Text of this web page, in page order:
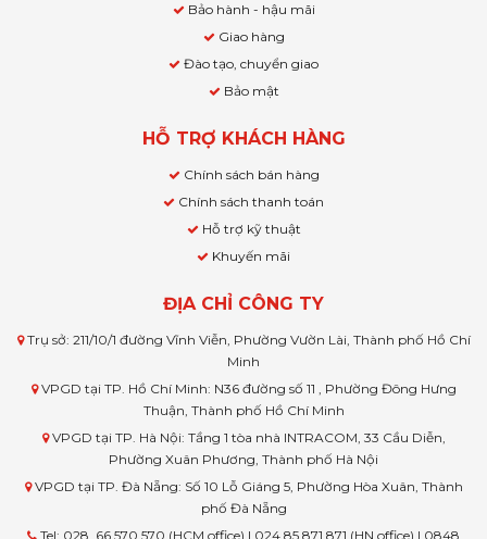
Bảo hành - hậu mãi
Giao hàng
Đào tạo, chuyển giao
Bảo mật
HỖ TRỢ KHÁCH HÀNG
Chính sách bán hàng
Chính sách thanh toán
Hỗ trợ kỹ thuật
Khuyến mãi
ĐỊA CHỈ CÔNG TY
Trụ sở: 211/10/1 đường Vĩnh Viễn, Phường Vườn Lài, Thành phố Hồ Chí
Minh
VPGD tại TP. Hồ Chí Minh: N36 đường số 11 , Phường Đông Hưng
Thuận, Thành phố Hồ Chí Minh
VPGD tại TP. Hà Nội: Tầng 1 tòa nhà INTRACOM, 33 Cầu Diễn,
Phường Xuân Phương, Thành phố Hà Nội
VPGD tại TP. Đà Nẵng: Số 10 Lỗ Giáng 5, Phường Hòa Xuân, Thành
phố Đà Nẵng
Tel: 028. 66 570 570 (HCM office) | 024.85 871 871 (HN office) | 0848